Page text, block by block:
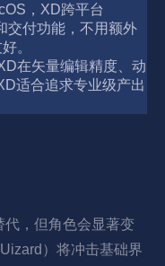
，XD跨平台
交付功能，不用额外
。
在矢量编辑精度、动
适合追求专业级产出
，但角色会显著变
）将冲击基础界